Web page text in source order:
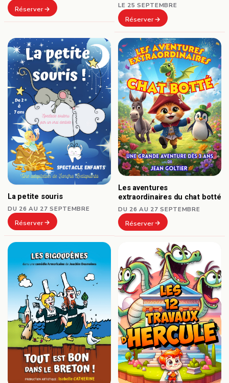
Réserver LE 25 SEPTEMBRE
Réserver
La petite souris
DU 26 AU 27 SEPTEMBRE
Réserver
Les aventures
extraordinaires du chat botté
DU 26 AU 27 SEPTEMBRE
Réserver